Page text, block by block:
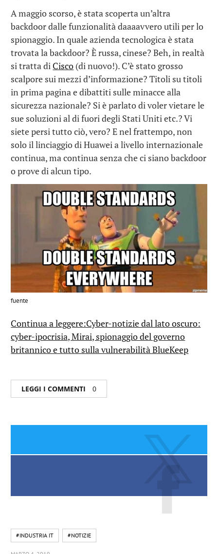
A maggio scorso, è stata scoperta un’altra
backdoor dalle funzionalità daaaavvero utili per lo
spionaggio. In quale azienda tecnologica è stata
trovata la backdoor? È russa, cinese? Beh, in realtà
si tratta di Cisco (di nuovo!). C’è stato grosso
scalpore sui mezzi d’informazione? Titoli su titoli
in prima pagina e dibattiti sulle minacce alla
sicurezza nazionale? Si è parlato di voler vietare le
sue soluzioni al di fuori degli Stati Uniti etc.? Vi
siete persi tutto ciò, vero? E nel frattempo, non
solo il linciaggio di Huawei a livello internazionale
continua, ma continua senza che ci siano backdoor
o prove di alcun tipo.
fuente
Continua a leggere:Cyber-notizie dal lato oscuro:
cyber-ipocrisia, Mirai, spionaggio del governo
britannico e tutto sulla vulnerabilità BlueKeep
LEGGI I COMMENTI 0
#INDUSTRIA IT #NOTIZIE